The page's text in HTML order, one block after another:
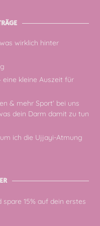
wirklich hinter
kleine Auszeit für
& mehr Sport‘ bei uns
dein Darm damit zu tun
ich die Ujjayi-Atmung
15% auf dein erstes